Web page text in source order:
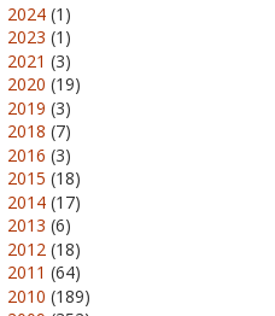
2024 (1)
2023 (1)
2021 (3)
2020 (19)
2019 (3)
2018 (7)
2016 (3)
2015 (18)
2014 (17)
2013 (6)
2012 (18)
2011 (64)
2010 (189)